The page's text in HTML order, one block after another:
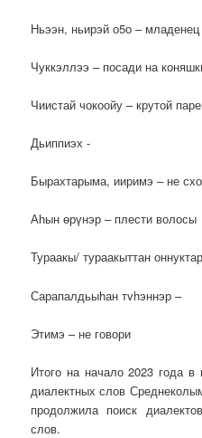
Ньээн, ньирэй о5о – младенец
Чуккэллээ – посади на
Чиистай чокоойу – крутой
Дьиппиэх -
Бырахтарыма, ииримэ – не
Аһын өрүнэр – плести волосы
Тураакы/ тураакыттан
Сарапалдьыhан тvhэннэр –
Этимэ – не говори
Итого на начало 2023 года
диалектных слов
продолжила поиск
слов.